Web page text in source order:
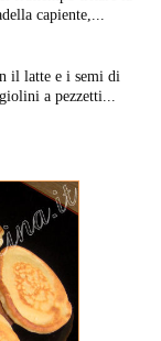
capiente,...
il latte e i semi di
a pezzetti...